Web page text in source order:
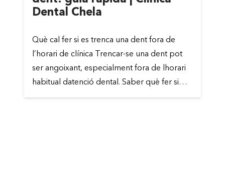
Dental Chela
Què cal fer si es trenca una dent fora de
l’horari de clínica Trencar-se una dent pot
ser angoixant, especialment fora de lhorari
habitual datenció dental. Saber què fer si…